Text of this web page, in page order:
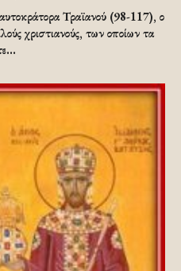
Τραϊανού (98-117), ο
χριστιανούς, των οποίων τα